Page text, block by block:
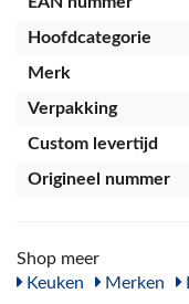
Hoofdcategorie
Merk
Verpakking
Custom levertijd
Origineel nummer
Shop meer
Keuken
Merken